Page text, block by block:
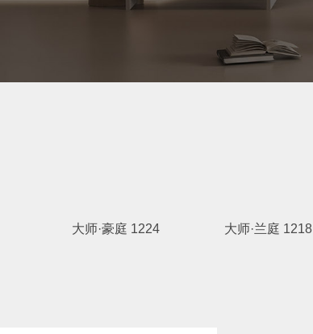
大师·豪庭 1224 大师·兰庭 1218